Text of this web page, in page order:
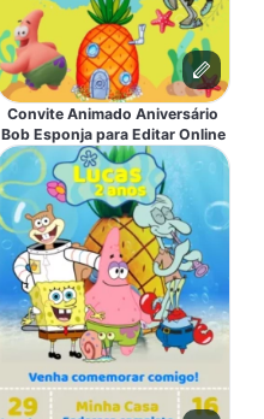
Convite Animado Aniversário
Bob Esponja para Editar Online